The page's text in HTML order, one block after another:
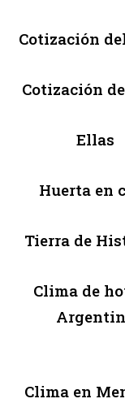
Cotización
Cotización
Ellas
Huerta en
Tierra de
Clima de
Clima en